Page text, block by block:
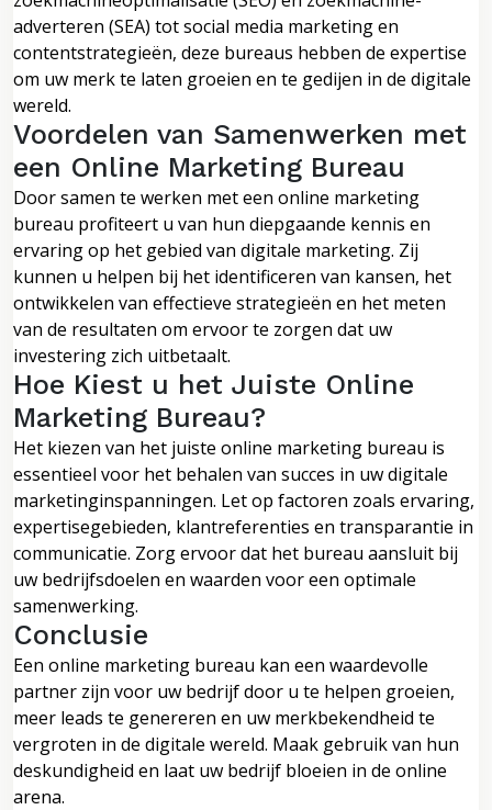
adverteren (SEA) tot social media marketing en
contentstrategieën, deze bureaus hebben de expertise
om uw merk te laten groeien en te gedijen in de digitale
wereld.
Voordelen van Samenwerken met
een Online Marketing Bureau
Door samen te werken met een online marketing
bureau profiteert u van hun diepgaande kennis en
ervaring op het gebied van digitale marketing. Zij
kunnen u helpen bij het identificeren van kansen, het
ontwikkelen van effectieve strategieën en het meten
van de resultaten om ervoor te zorgen dat uw
investering zich uitbetaalt.
Hoe Kiest u het Juiste Online
Marketing Bureau?
Het kiezen van het juiste online marketing bureau is
essentieel voor het behalen van succes in uw digitale
marketinginspanningen. Let op factoren zoals ervaring,
expertisegebieden, klantreferenties en transparantie in
communicatie. Zorg ervoor dat het bureau aansluit bij
uw bedrijfsdoelen en waarden voor een optimale
samenwerking.
Conclusie
Een online marketing bureau kan een waardevolle
partner zijn voor uw bedrijf door u te helpen groeien,
meer leads te genereren en uw merkbekendheid te
vergroten in de digitale wereld. Maak gebruik van hun
deskundigheid en laat uw bedrijf bloeien in de online
arena.